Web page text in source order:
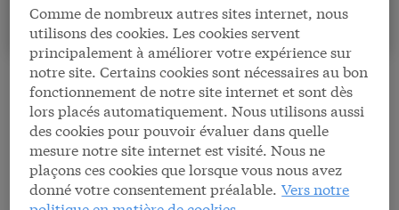
Notre vision
Comme de nombreux autres sites internet, nous
utilisons des cookies. Les cookies servent
principalement à améliorer votre expérience sur
notre site. Certains cookies sont nécessaires au bon
fonctionnement de notre site internet et sont dès
lors placés automatiquement. Nous utilisons aussi
des cookies pour pouvoir évaluer dans quelle
mesure notre site internet est visité. Nous ne
plaçons ces cookies que lorsque vous nous avez
donné votre consentement préalable. Vers notre